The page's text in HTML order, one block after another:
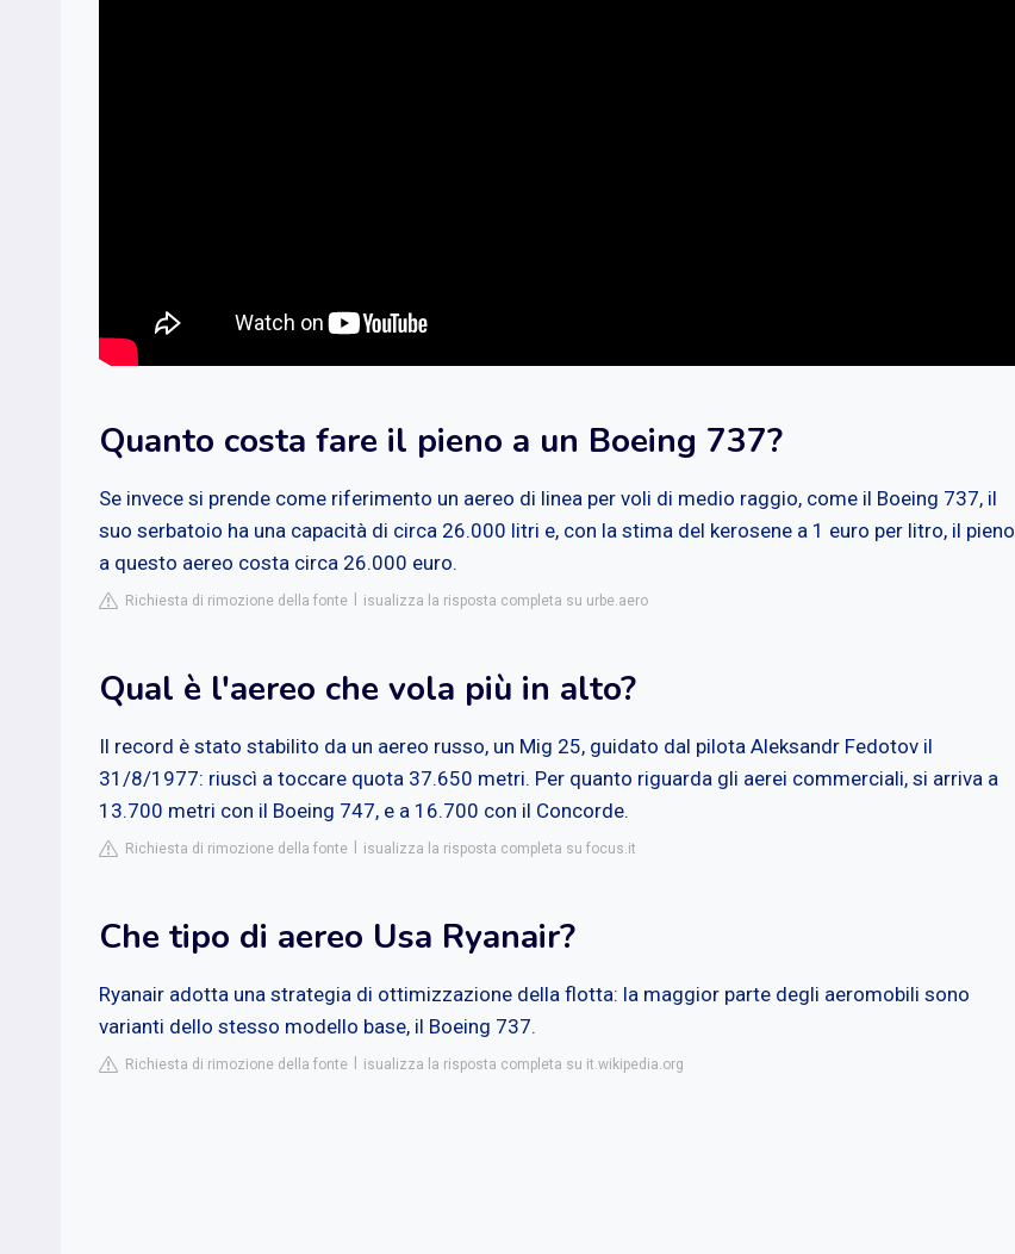
Quanto costa fare il pieno a un Boeing 737?
Se invece si prende come riferimento un aereo di linea per voli di medio raggio, come il Boeing 737, il
suo serbatoio ha una capacità di circa 26.000 litri e, con la stima del kerosene a 1 euro per litro, il pieno
a questo aereo costa circa 26.000 euro.
Richiesta di rimozione della fonte isualizza la risposta completa su urbe.aero
Qual è l'aereo che vola più in alto?
Il record è stato stabilito da un aereo russo, un Mig 25, guidato dal pilota Aleksandr Fedotov il
31/8/1977: riuscì a toccare quota 37.650 metri. Per quanto riguarda gli aerei commerciali, si arriva a
13.700 metri con il Boeing 747, e a 16.700 con il Concorde.
Richiesta di rimozione della fonte isualizza la risposta completa su focus.it
Che tipo di aereo Usa Ryanair?
Ryanair adotta una strategia di ottimizzazione della flotta: la maggior parte degli aeromobili sono
varianti dello stesso modello base, il Boeing 737.
Richiesta di rimozione della fonte isualizza la risposta completa su it.wikipedia.org